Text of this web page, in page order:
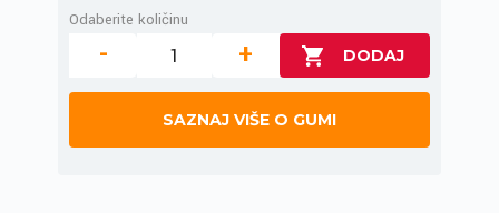
Odaberite količinu
- +
SAZNAJ VIŠE O GUMI